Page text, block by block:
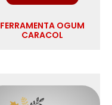
FERRAMENTA OGUM
CARACOL